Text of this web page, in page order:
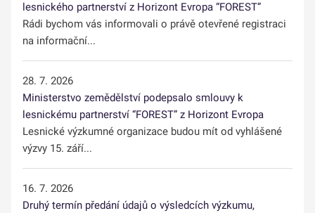
lesnického partnerství z Horizont Evropa “FOREST”
Rádi bychom vás informovali o právě otevřené registraci
na informační...
28. 7. 2026
Ministerstvo zemědělství podepsalo smlouvy k
lesnickému partnerství “FOREST” z Horizont Evropa
Lesnické výzkumné organizace budou mít od vyhlášené
výzvy 15. září...
16. 7. 2026
Druhý termín předání údajů o výsledcích výzkumu,